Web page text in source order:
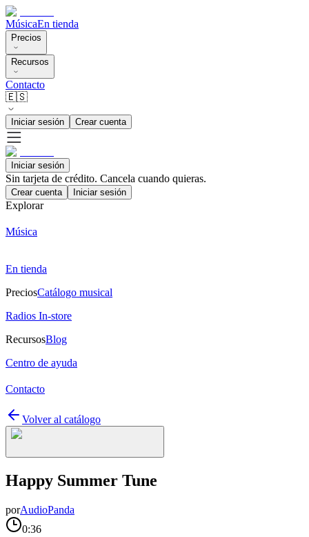
MúsicaEn tienda
Precios
Recursos
Contacto
🇪🇸
Iniciar sesión Crear cuenta
Iniciar sesión
Sin tarjeta de crédito. Cancela cuando quieras.
Crear cuenta Iniciar sesión
Explorar
Música
En tienda
PreciosCatálogo musical
Radios In-store
RecursosBlog
Centro de ayuda
Contacto
Volver al catálogo
Happy Summer Tune
porAudioPanda
0:36